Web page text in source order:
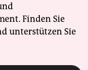
Finden Sie
unterstützen Sie